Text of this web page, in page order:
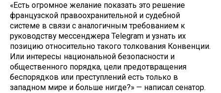
«Есть огромное желание показать это решение
французской правоохранительной и судебной
системе в связи с аналогичным требованием к
руководству мессенджера Telegram и узнать их
позицию относительно такого толкования Конвенции.
Или интересы национальной безопасности и
общественного порядка, цели предотвращения
беспорядков или преступлений есть только в
западном мире и больше нигде?» — написал сенатор.